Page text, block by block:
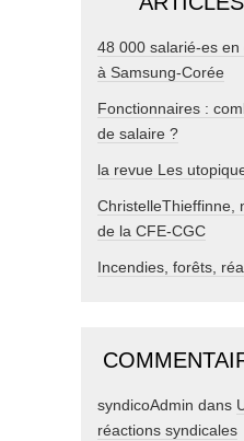
48 000 salarié-es
à Samsung-Corée
Fonctionnaires :
de salaire ?
la revue Les
ChristelleThieffinne,
de la CFE-CGC
Incendies, forêts,
syndicoAdmin dans
réactions syndicales